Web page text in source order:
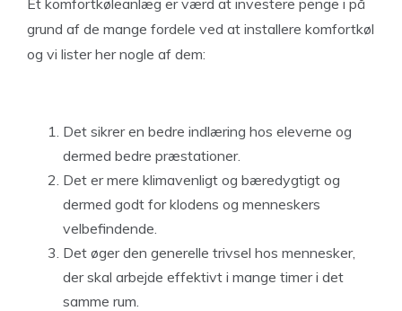
Et komfortkøleanlæg er værd at investere penge i på
grund af de mange fordele ved at installere komfortkøl
og vi lister her nogle af dem:
Det sikrer en bedre indlæring hos eleverne og
dermed bedre præstationer.
Det er mere klimavenligt og bæredygtigt og
dermed godt for klodens og menneskers
velbefindende.
Det øger den generelle trivsel hos mennesker,
der skal arbejde effektivt i mange timer i det
samme rum.